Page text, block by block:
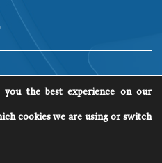
the best experience on our
cookies we are using or switch